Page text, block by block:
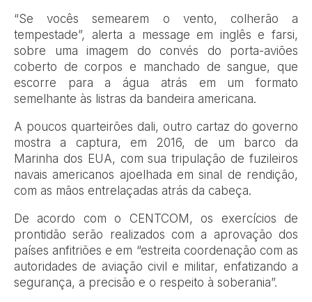
“Se vocês semearem o vento, colherão a
tempestade”, alerta a message em inglês e farsi,
sobre uma imagem do convés do porta-aviões
coberto de corpos e manchado de sangue, que
escorre para a água atrás em um formato
semelhante às listras da bandeira americana.
A poucos quarteirões dali, outro cartaz do governo
mostra a captura, em 2016, de um barco da
Marinha dos EUA, com sua tripulação de fuzileiros
navais americanos ajoelhada em sinal de rendição,
com as mãos entrelaçadas atrás da cabeça.
De acordo com o CENTCOM, os exercícios de
prontidão serão realizados com a aprovação dos
países anfitriões e em “estreita coordenação com as
autoridades de aviação civil e militar, enfatizando a
segurança, a precisão e o respeito à soberania”.